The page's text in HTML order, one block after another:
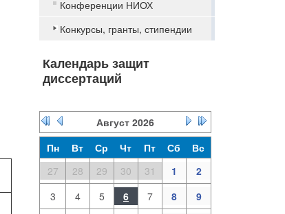
Конференции НИОХ
Конкурсы, гранты, стипендии
Календарь защит
диссертаций
Август 2026
Пн
Вт Ср Чт Пт Сб
Вс
27
28 29 30 31 1
2
3
4 5 6 7 8
9